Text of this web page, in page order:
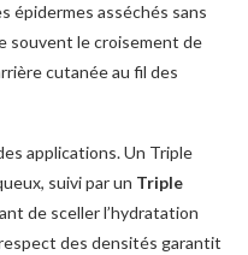
épidermes asséchés sans
souvent le croisement de
cutanée au fil des
applications. Un Triple
suivi par un Triple
de sceller l’hydratation
des densités garantit